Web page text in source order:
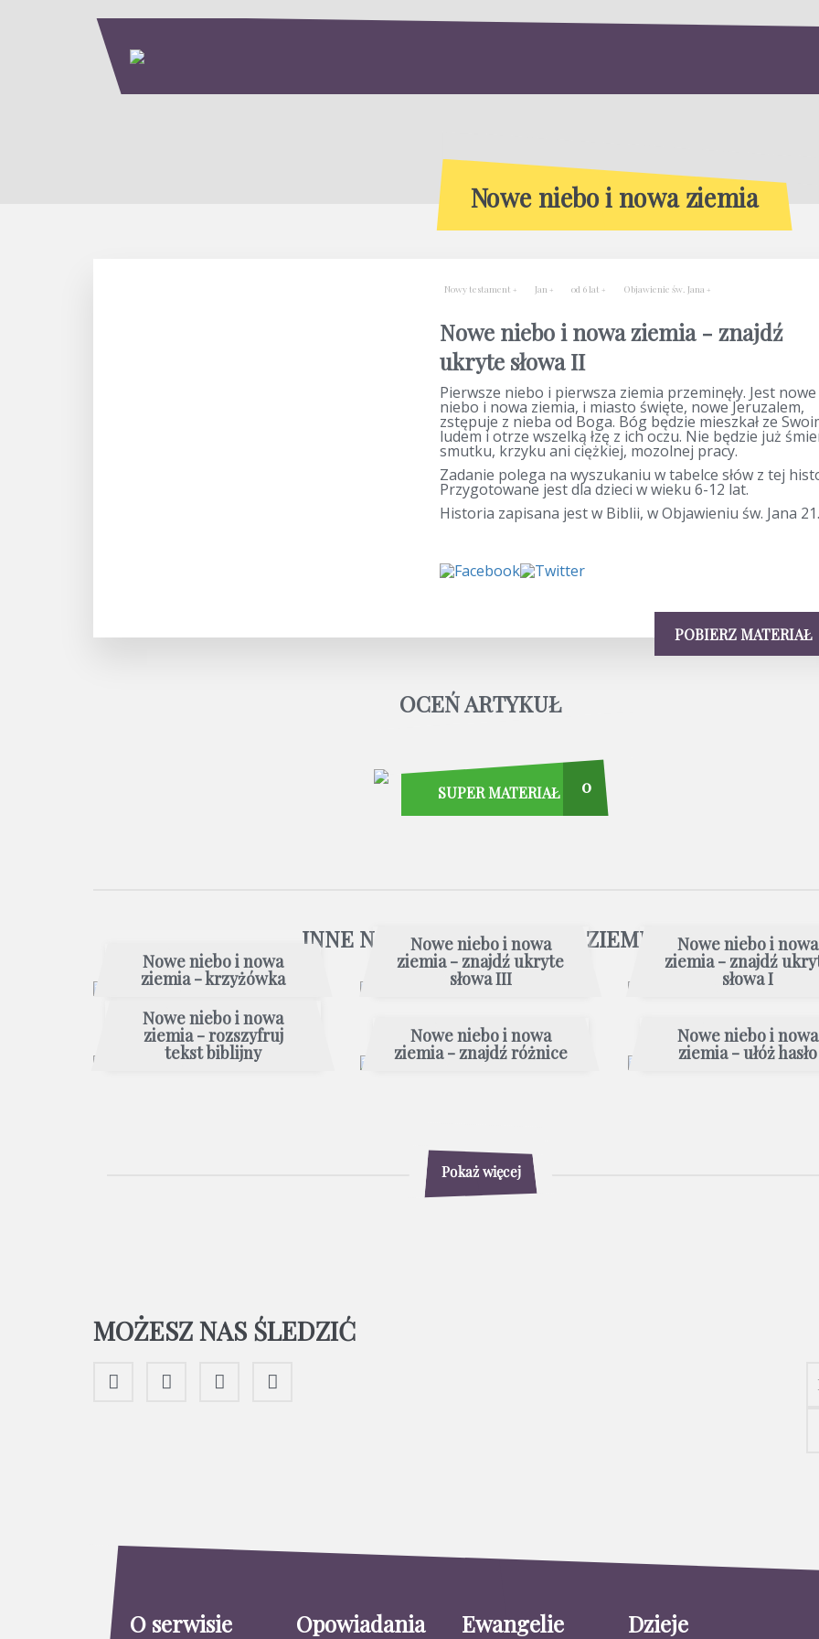
Nowe niebo i nowa ziemia
Nowy testament Jan od 6 lat Objawienie św. Jana
Nowe niebo i nowa ziemia - znajdź
ukryte słowa II
Pierwsze niebo i pierwsza ziemia przeminęły. Jest nowe
niebo i nowa ziemia, i miasto święte, nowe Jeruzalem,
zstępuje z nieba od Boga. Bóg będzie mieszkał ze
ludem i otrze wszelką łzę z ich oczu. Nie będzie już
smutku, krzyku ani ciężkiej, mozolnej pracy.
Zadanie polega na wyszukaniu w tabelce słów z tej
Przygotowane jest dla dzieci w wieku 6-12 lat.
Historia zapisana jest w Biblii, w Objawieniu św. Jana 21.
POBIERZ MATERIAŁ
OCEŃ ARTYKUŁ
SUPER MATERIAŁ 0
INNE NOWE NIEBO I NOWA ZIEMIA
Nowe niebo i nowa
ziemia - krzyżówka
Nowe niebo i nowa
ziemia - znajdź ukryte
słowa III
Nowe niebo i nowa
ziemia - znajdź
słowa I
Nowe niebo i nowa
ziemia - rozszyfruj
tekst biblijny
Nowe niebo i nowa
ziemia - znajdź różnice
Nowe niebo i nowa
ziemia - ułóż hasło
Pokaż więcej
MOŻESZ NAS ŚLEDZIĆ
O serwisie Opowiadania Ewangelie
Dzieje